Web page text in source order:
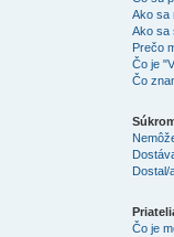
Ako sa
Ako sa
Prečo
Čo je
Čo
Dostal/
Čo je